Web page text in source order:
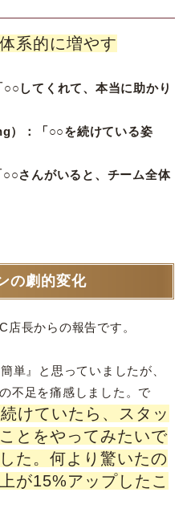
系的に増やす
してくれて、本当に助かり
）：「○○を続けている姿
さんがいると、チーム全体
の劇的変化
長からの報告です。
単』と思っていましたが、
不足を痛感しました。で
けていたら、スタッ
とをやってみたいで
た。何より驚いたの
が15%アップしたこ